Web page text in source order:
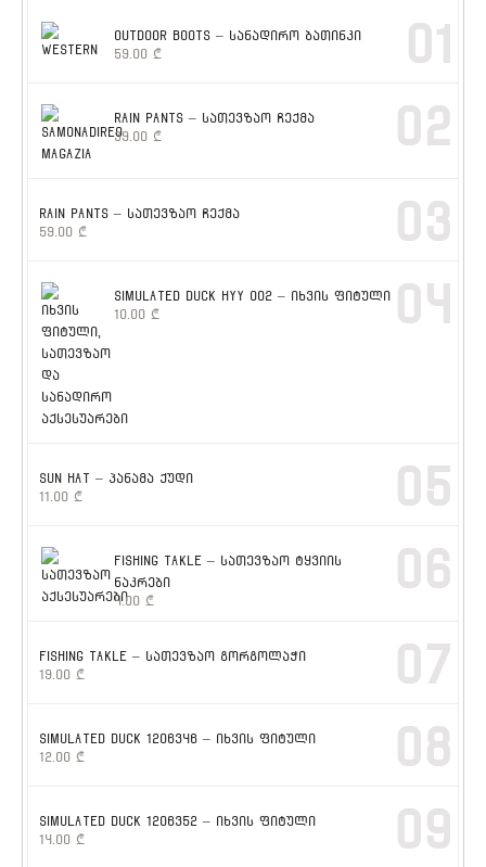
OUTDOOR BOOTS – სანადირო ბათინკი
59.00 ₾ 01
RAIN PANTS – სათევზაო ჩექმა
39.00 ₾ 02
RAIN PANTS – სათევზაო ჩექმა
59.00 ₾ 03
SIMULATED DUCK HYY 002 – იხვის ფიტული
10.00 ₾ 04
SUN HAT – პანამა ქუდი
11.00 ₾ 05
FISHING TAKLE – სათევზაო ტყვიის
ნაკრები
4.00 ₾
06
FISHING TAKLE – სათევზაო გორგოლაჭი
19.00 ₾ 07
SIMULATED DUCK 1206346 – იხვის ფიტული
12.00 ₾ 08
SIMULATED DUCK 1206352 – იხვის ფიტული
14.00 ₾ 09